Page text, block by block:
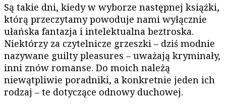
Są takie dni, kiedy w wyborze następnej książki,
którą przeczytamy powoduje nami wyłącznie
ułańska fantazja i intelektualna beztroska.
Niektórzy za czytelnicze grzeszki – dziś modnie
nazywane guilty pleasures – uważają kryminały,
inni znów romanse. Do moich należą
niewątpliwie poradniki, a konkretnie jeden ich
rodzaj – te dotyczące odnowy duchowej.